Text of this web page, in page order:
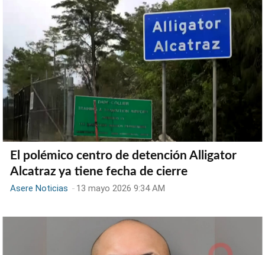
El polémico centro de detención Alligator
Alcatraz ya tiene fecha de cierre
Asere Noticias - 13 mayo 2026 9:34 AM